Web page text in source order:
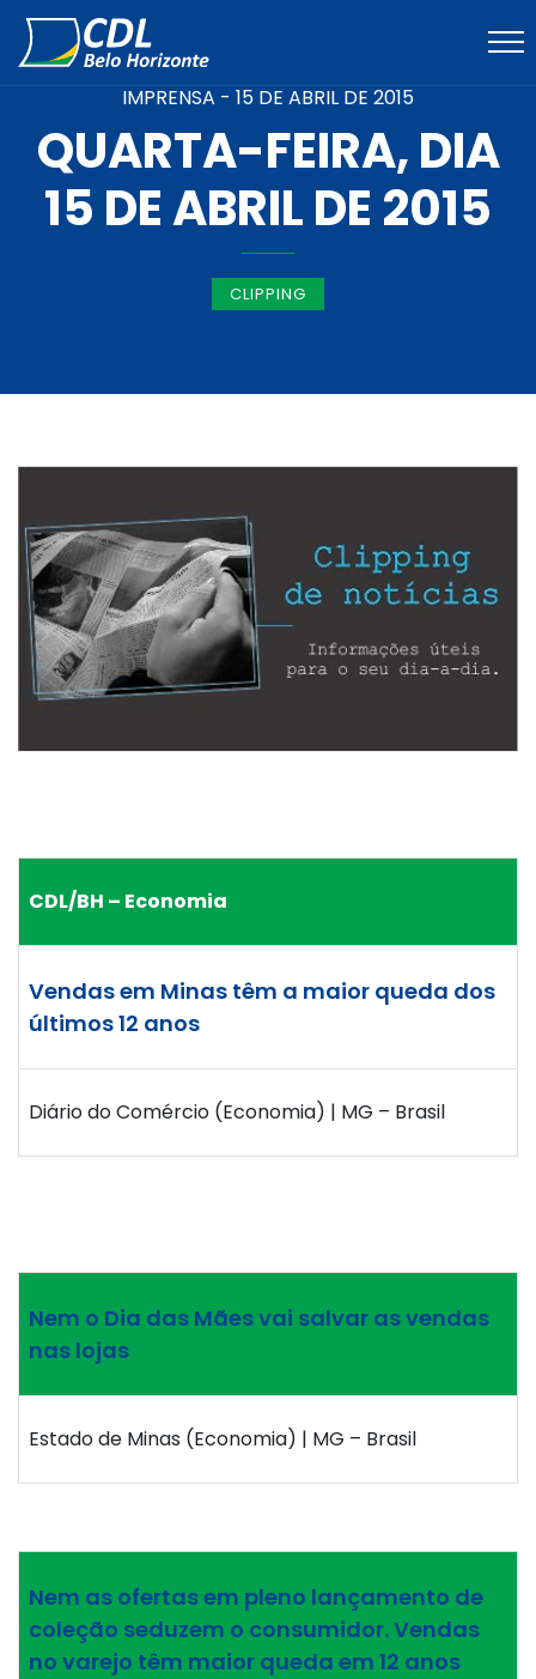
IMPRENSA - 15 DE ABRIL DE 2015
QUARTA-FEIRA, DIA
15 DE ABRIL DE 2015
CLIPPING
CDL/BH – Economia
Vendas em Minas têm a maior queda dos
últimos 12 anos
Diário do Comércio (Economia) | MG – Brasil
Nem o Dia das Mães vai salvar as vendas
nas lojas
Estado de Minas (Economia) | MG – Brasil
Nem as ofertas em pleno lançamento de
coleção seduzem o consumidor. Vendas
no varejo têm maior queda em 12 anos